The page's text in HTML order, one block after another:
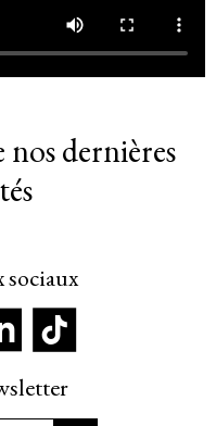
nos dernières
sociaux